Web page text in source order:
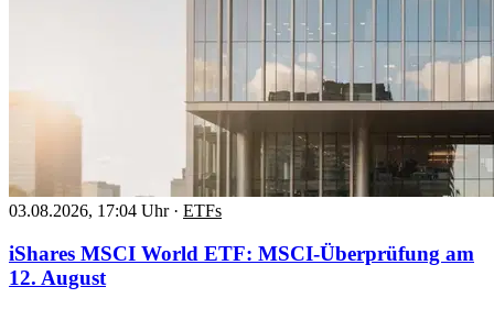
03.08.2026, 17:04 Uhr · ETFs
iShares MSCI World ETF: MSCI-Überprüfung am
12. August